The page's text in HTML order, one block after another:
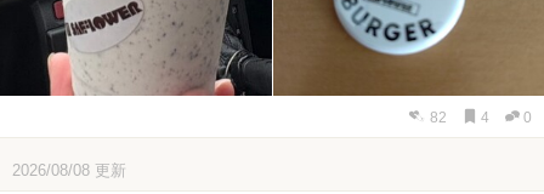
82 4 0
2026/08/08 更新